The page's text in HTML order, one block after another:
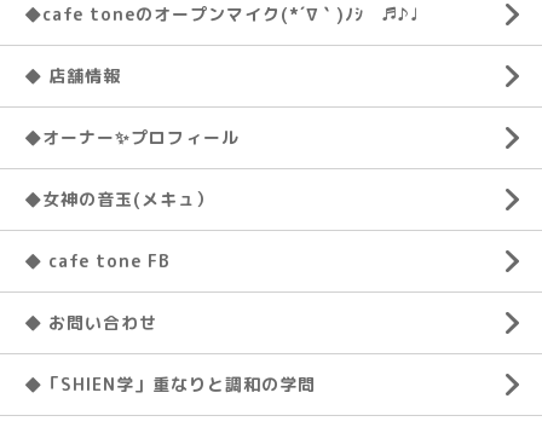
◆cafe toneのオープンマイク(*´∇｀)ﾉｼ ♬♪♩
◆ 店舗情報
◆オーナー✨プロフィール
◆女神の音玉(メキュ）
◆ cafe tone FB
◆ お問い合わせ
◆「SHIEN学」重なりと調和の学問